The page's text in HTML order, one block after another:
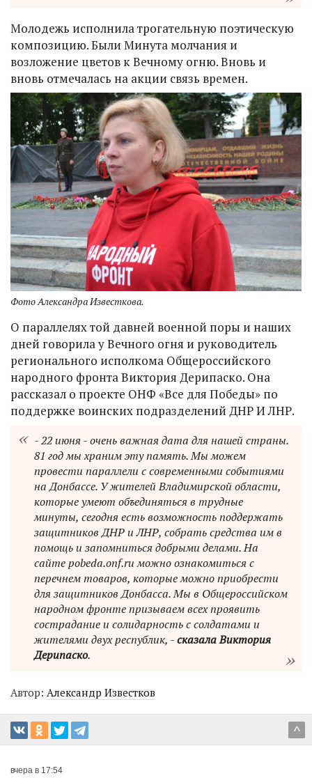
Молодежь исполнила трогательную поэтическую
композицию. Были Минута молчания и
возложение цветов к Вечному огню. Вновь и
вновь отмечалась на акции связь времен.
Фото Александра Известкова.
О параллелях той давней военной поры и наших
дней говорила у Вечного огня и руководитель
регионального исполкома Общероссийского
народного фронта Виктория Дерипаско. Она
рассказал о проекте ОНФ «Все для Победы» по
поддержке воинских подразделений ДНР И ЛНР.
- 22 июня - очень важная дата для нашей страны.
81 год мы храним эту память. Мы можем
провести параллели с современными событиями
на Донбассе. У жителей Владимирской области,
которые умеют объединяться в трудные
минуты, сегодня есть возможность поддержать
защитников ДНР и ЛНР, собрать средства им в
помощь и запомниться добрыми делами. На
сайте pobeda.onf.ru можно ознакомиться с
перечнем товаров, которые можно приобрести
для защитников Донбасса. Мы в Общероссийском
народном фронте призываем всех проявить
сострадание и солидарность с солдатами и
жителями двух республик, -сказала Виктория
Дерипаско.
Автор: Александр Известков
^
вчера в 17:54